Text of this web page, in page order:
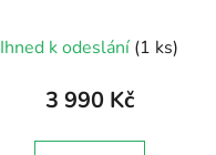
Ihned k odeslání (1 ks)
3 990 Kč